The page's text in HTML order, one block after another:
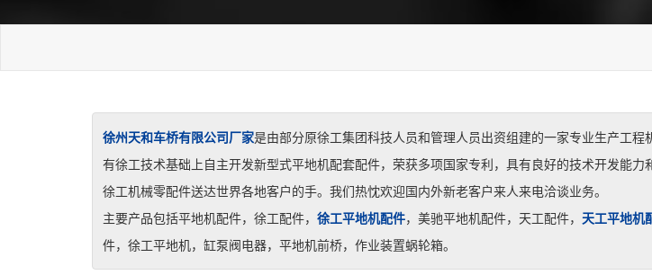
徐州天和车桥有限公司厂家是由部分原徐工集团科技人员和管理人员出资组建的一家专业生产工
有徐工技术基础上自主开发新型式平地机配套配件，荣获多项国家专利，具有良好的技术开发能
徐工机械零配件送达世界各地客户的手。我们热忱欢迎国内外新老客户来人来电洽谈业务。
主要产品包括平地机配件，徐工配件，徐工平地机配件，美驰平地机配件，天工配件， 天工平地机
件，徐工平地机，缸泵阀电器，平地机前桥，作业装置蜗轮箱。